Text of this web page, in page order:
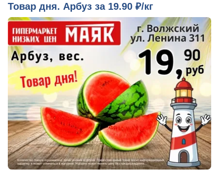
Товар дня. Арбуз за 19.90 ₽/кг